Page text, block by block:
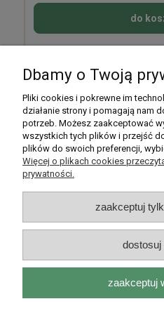
do
Moje
Płatności i
O
Rarytasy Dolnośląskie | ul.
kontakt@rarytasydolnoslaskie.pl|
Dbamy o Twoją
Pliki cookies i pokrewne im
działanie strony i pomagają nam
potrzeb. Możesz zaakceptować
wszystkich tych plików i przejść
plików do swoich preferencji,
Więcej o plikach cookies
prywatności.
zaakceptuj
dostosuj
zaakceptuj